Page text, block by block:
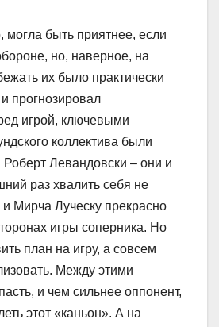
могла быть приятнее, если
но, наверное, на
их было практически
прогнозировал
игрой, ключевыми
коллектива были
Левандовски – они и
раз хвалить себя не
и Мирча Луческу прекрасно
игры соперника. Но
план на игру, а совсем
Между этими
и чем сильнее оппонент,
этот «каньон». А на